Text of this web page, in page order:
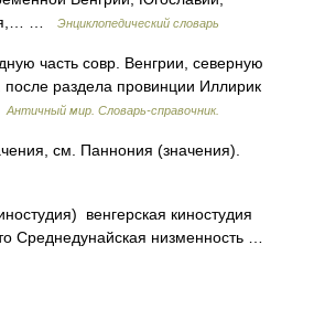
…
Энциклопедический словарь
часть совр. Венгрии, северную
после раздела провинции Иллирик
Античный мир. Словарь-справочник.
см. Паннония (значения).
венгерская киностудия
Среднедунайская низменность …